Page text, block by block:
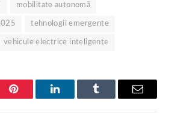
mobilitate autonomă
tehnologii emergente
vehicule electrice inteligente
Pinterest LinkedInTumblr Email